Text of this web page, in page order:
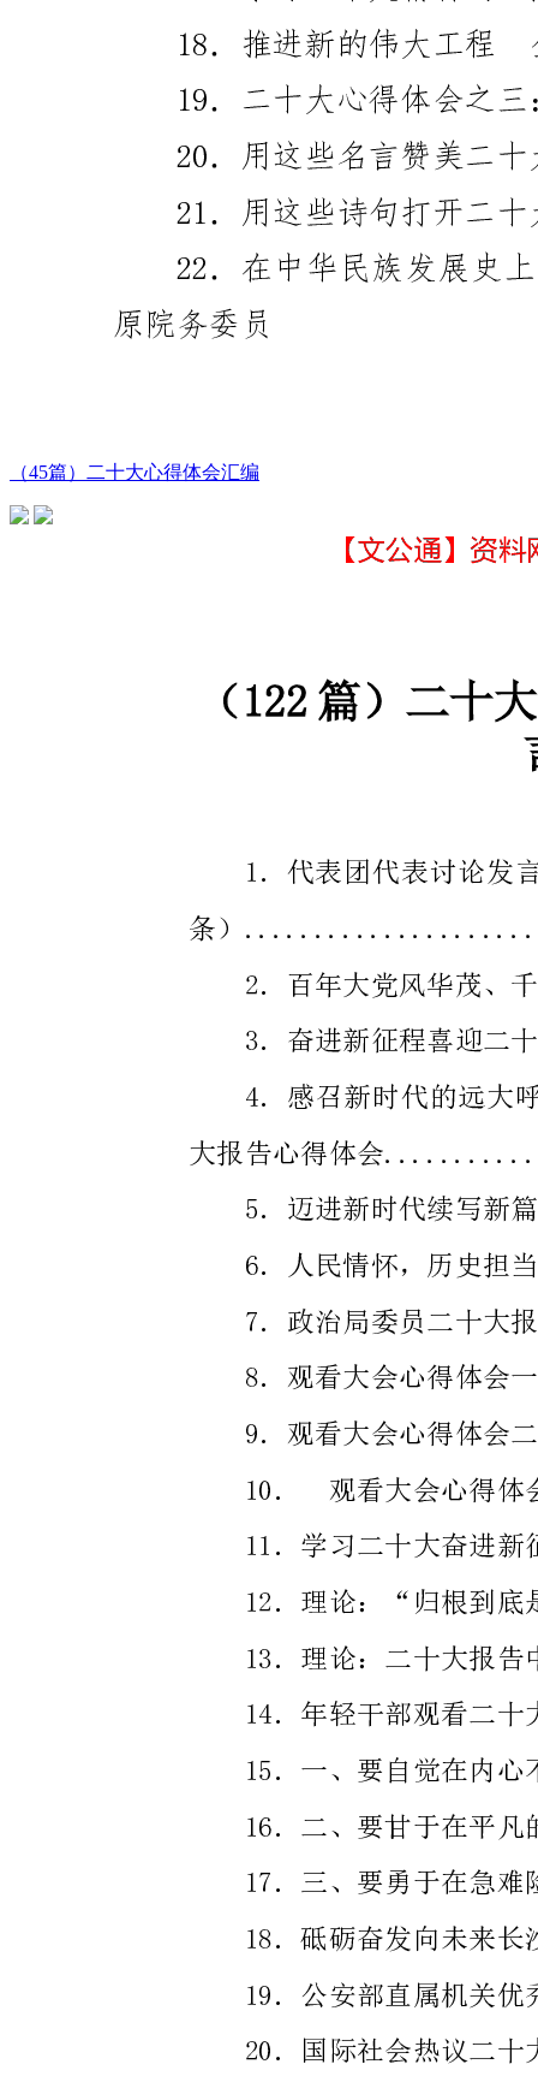
（45篇）二十大心得体会汇编